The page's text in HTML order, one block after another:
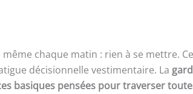
chaque matin : rien à se mettre.
décisionnelle vestimentaire. La
basiques pensées pour traverser